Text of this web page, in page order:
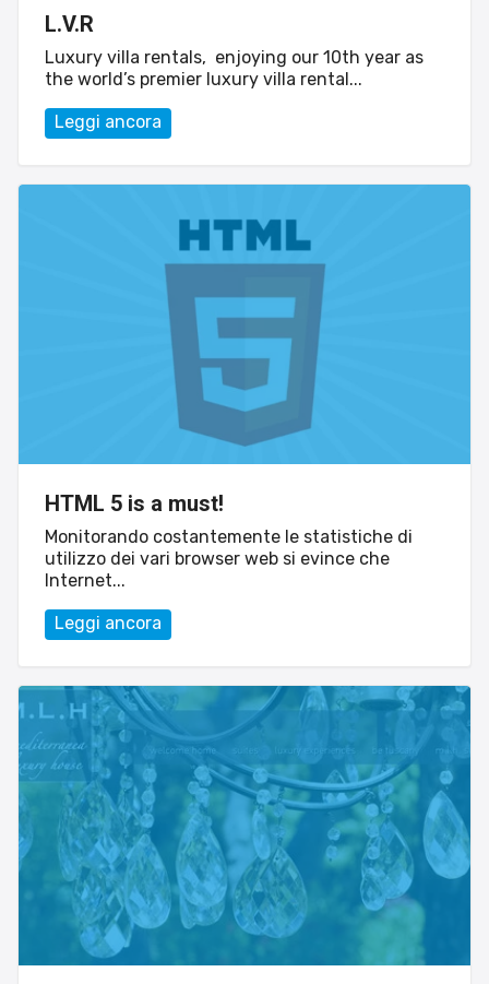
Sito web
Linvisibile
Settore tecnico, servizi e consulenze
L.V.R
Luxury villa rentals, enjoying our 10th year as
the world’s premier luxury villa rental...
Leggi ancora
HTML 5 is a must!
Monitorando costantemente le statistiche di
utilizzo dei vari browser web si evince che
Internet...
Leggi ancora